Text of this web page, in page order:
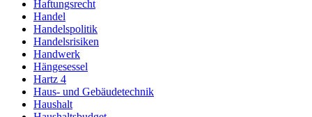
Haftungsrecht
Handel
Handelspolitik
Handelsrisiken
Handwerk
Hängesessel
Hartz 4
Haus- und Gebäudetechnik
Haushalt